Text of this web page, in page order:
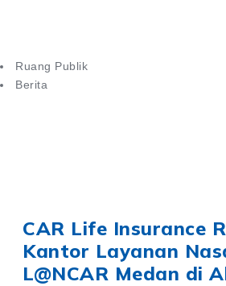
Ruang Publik
Berita
CAR Life Insurance
Kantor Layanan
L@NCAR Medan di